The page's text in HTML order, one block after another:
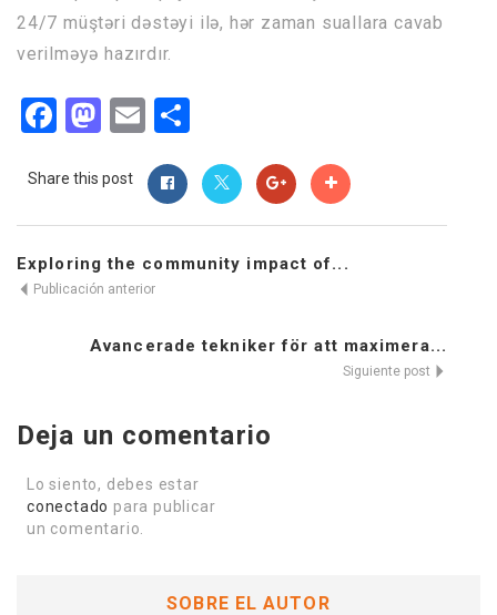
24/7 müştəri dəstəyi ilə, hər zaman suallara cavab
verilməyə hazırdır.
Facebook
Mastodon
Email
Share this post
Exploring the community impact of...
Publicación anterior
Avancerade tekniker för att maximera...
Siguiente post
Deja un comentario
Lo siento, debes estar
conectado para publicar
un comentario.
SOBRE EL AUTOR